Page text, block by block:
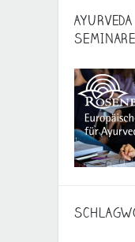
SEMINARE